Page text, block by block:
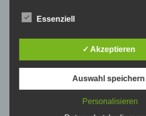
Bitte helft uns !!!
Wir verwenden in dieser
a) personenbezogene Daten
Informationen, die sich auf eine
Essenziell
✓ Akzeptieren
Auswahl speichern
Personalisieren